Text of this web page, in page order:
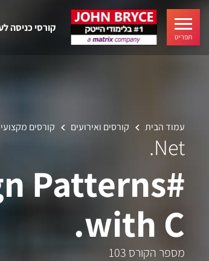
תפריט
קורסי כניסה
עמוד הבית קורסים ואירועים קורסים
Net.
Patterns
with C.
מספר הקורס 103